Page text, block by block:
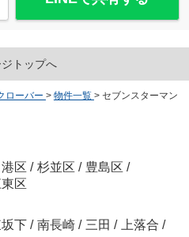
トップへ
ローバー > 物件一覧 > セブンスターマン
港区 / 杉並区 / 豊島区 /
区
下 / 南長崎 / 三田 / 上落合 /